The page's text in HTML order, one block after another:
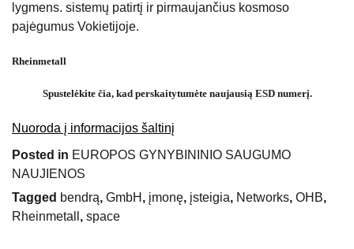
lygmens. sistemų patirtį ir pirmaujančius kosmoso
pajėgumus Vokietijoje.
Rheinmetall
Spustelėkite čia, kad perskaitytumėte naujausią ESD numerį.
Nuoroda į informacijos šaltinį
Posted in EUROPOS GYNYBININIO SAUGUMO
NAUJIENOS
Tagged bendrą, GmbH , įmonę, įsteigia, Networks, OHB,
Rheinmetall , space